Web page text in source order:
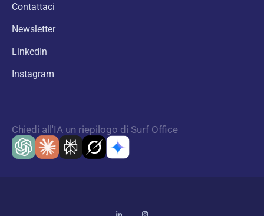
Contattaci
Newsletter
LinkedIn
Instagram
Chiedi all'IA un riepilogo di Surf Office